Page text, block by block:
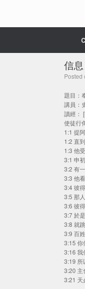
信息
Posted
題目：
講員：
讀經：
使徒行
1:1 提
1:2 直
1:3 他
3:1 申
3:2 有
3:3 他
3:4 彼
3:5 那
3:6 彼
3:7 於
3:8 就
3:9 百
3:15 你
3:16 我
3:19 所
3:20 主
3:21 天